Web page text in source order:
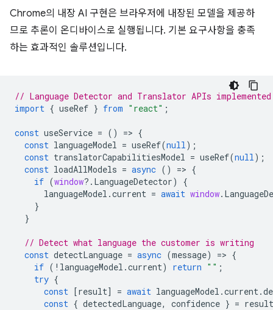
Chrome의 내장 AI 구현은 브라우저에 내장된 모델을 제공하
므로 추론이 온디바이스로 실행됩니다. 기본 요구사항을 충족
하는 효과적인 솔루션입니다.
// Language Detector and Translator APIs
import { useRef } from "react" ;
const useService = () => {
const languageModel = useRef(null);
const translatorCapabilitiesModel = useRef(null);
const loadAllModels = async () => {
if (window? . LanguageDetector)
{
languageModel .current = await window.
}
}
// Detect what language the customer is writing
const detectLanguage = async (message) => {
if ( ! languageModel .current) return "" ;
try {
const [result] = await languageModel .current.
const { detectedLanguage, confidence } = result